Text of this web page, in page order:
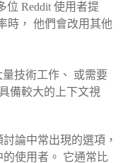
位 Reddit 使用者提
時， 他們會改用其他
量技術工作、 或需要
備較大的上下文視
討論中常出現的選項，
的使用者。 它通常比